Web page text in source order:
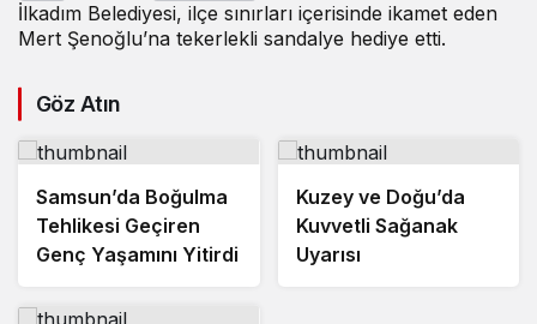
İlkadım Belediyesi, ilçe sınırları içerisinde ikamet eden
Mert Şenoğlu’na tekerlekli sandalye hediye etti.
Göz Atın
Samsun’da Boğulma
Tehlikesi Geçiren
Genç Yaşamını Yitirdi
Kuzey ve Doğu’da
Kuvvetli Sağanak
Uyarısı